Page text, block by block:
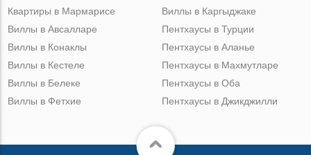
Квартиры в Мармарисе
Виллы в Каргыджаке
Виллы в Авсалларе
Виллы в Конаклы
Виллы в Кестеле
Виллы в Белеке
Виллы в Фетхие
Пентхаусы в Турции
Пентхаусы в Аланье
Пентхаусы в Махмутларе
Пентхаусы в Оба
Пентхаусы в Джикджилли